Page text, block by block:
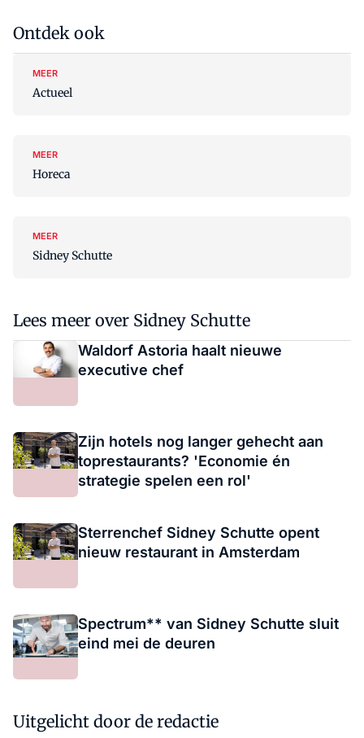
Ontdek ook
MEER
Actueel
MEER
Horeca
MEER
Sidney Schutte
Lees meer over Sidney Schutte
Waldorf Astoria haalt nieuwe
executive chef
Zijn hotels nog langer gehecht aan
toprestaurants? 'Economie én
strategie spelen een rol'
Sterrenchef Sidney Schutte opent
nieuw restaurant in Amsterdam
Spectrum** van Sidney Schutte sluit
eind mei de deuren
Uitgelicht door de redactie